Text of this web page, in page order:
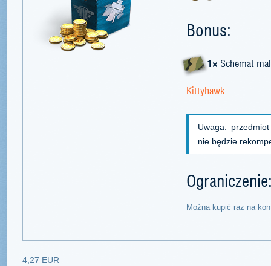
Bonus:
1× Schemat
Kittyhawk
Uwaga:
nie będzie
Można kupić raz na
4,27 EUR